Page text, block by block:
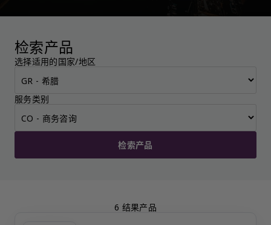
检索产品
选择适用的国家/地区
服务类别
检索产品
6 结果产品